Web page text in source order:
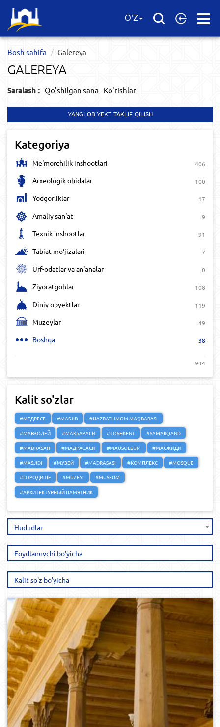
Open
O'Z
Bosh sahifa Galereya
GALEREYA
Saralash : Qo'shilgan sana Ko'rishlar
YANGI OB'YEKT TAKLIF QILISH
Kategoriya
Me‘morchilik inshootlari 406
Arxeologik obidalar 100
Yodgorliklar 17
Amaliy san‘at 9
Texnik inshootlar 91
Tabiat mo‘jizalari 7
Urf-odatlar va an‘analar 0
Ziyoratgohlar 108
Diniy obyektlar 119
Muzeylar 49
Boshqa 38
944
Kalit so'zlar
#МЕДРЕСЕ #MASJID
#HAZRATI IMOM MAQBARASI
#МАВЗОЛЕЙ
#МАҚБАРАСИ #TOSHKENT
#SAMARQAND
#MADRASAH
#МАДРАСАСИ #MAUSOLEUM
#МАСЖИДИ
#MASJIDI
#МУЗЕЙ #MADRASASI #КОМПЛЕКС
#MOSQUE
#ГОРОДИЩЕ
#MUZEYI
#MUSEUM
#АРХИТЕКТУРНЫЙ ПАМЯТНИК
Hududlar
0 516